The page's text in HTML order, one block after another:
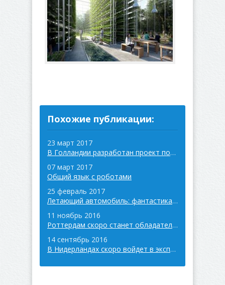
Похожие публикации:
23 март 2017
В Голландии разработан проект подзарядки электробусов от энергии
07 март 2017
Общий язык с роботами
25 февраль 2017
Летающий автомобиль: фантастика станет реальностью уже в 2018 году
11 ноябрь 2016
Роттердам скоро станет обладателем одного из самых высоких колес
14 сентябрь 2016
В Нидерландах скоро войдет в эксплуатацию законопроект о донорстве